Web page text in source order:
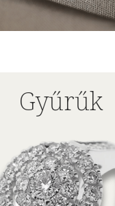
Gyűrűk